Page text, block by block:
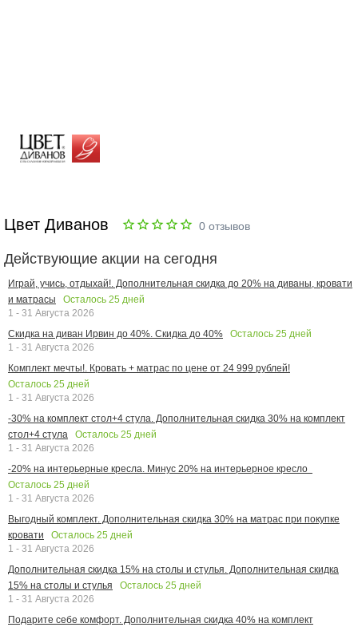
Цвет Диванов 0 отзывов
Действующие акции на сегодня
Играй, учись, отдыхай!. Дополнительная скидка до 20% на диваны, кровати
и матрасы
Осталось 25 дней
1 - 31 Августа 2026
Скидка на диван Ирвин до 40%. Скидка до 40%
Осталось 25 дней
1 - 31 Августа 2026
Комплект мечты!. Кровать + матрас по цене от 24 999 рублей!
Осталось 25 дней
1 - 31 Августа 2026
-30% на комплект стол+4 стула. Дополнительная скидка 30% на комплект
стол+4 стула
Осталось 25 дней
1 - 31 Августа 2026
-20% на интерьерные кресла. Минус 20% на интерьерное кресло
Осталось 25 дней
1 - 31 Августа 2026
Выгодный комплект. Дополнительная скидка 30% на матрас при покупке
кровати
Осталось 25 дней
1 - 31 Августа 2026
Дополнительная скидка 15% на столы и стулья. Дополнительная скидка
15% на столы и стулья
Осталось 25 дней
1 - 31 Августа 2026
Подарите себе комфорт. Дополнительная скидка 40% на комплект